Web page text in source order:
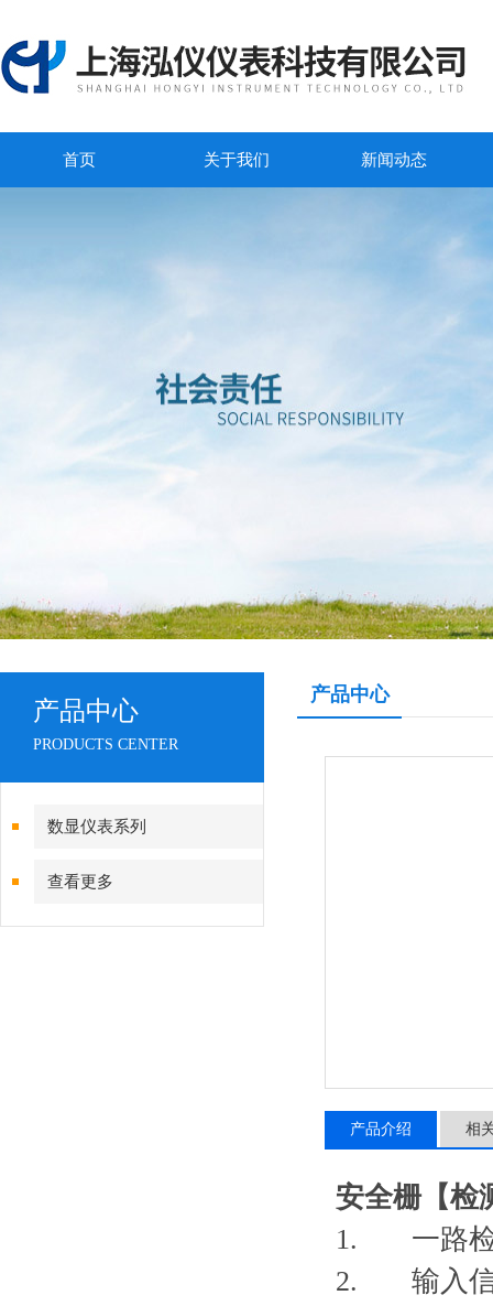
首页 关于我们 新闻动态
产品中心
PRODUCTS CENTER
数显仪表系列
查看更多
产品中心
产品介绍 相
安全栅【检
1. 一路
2. 输入